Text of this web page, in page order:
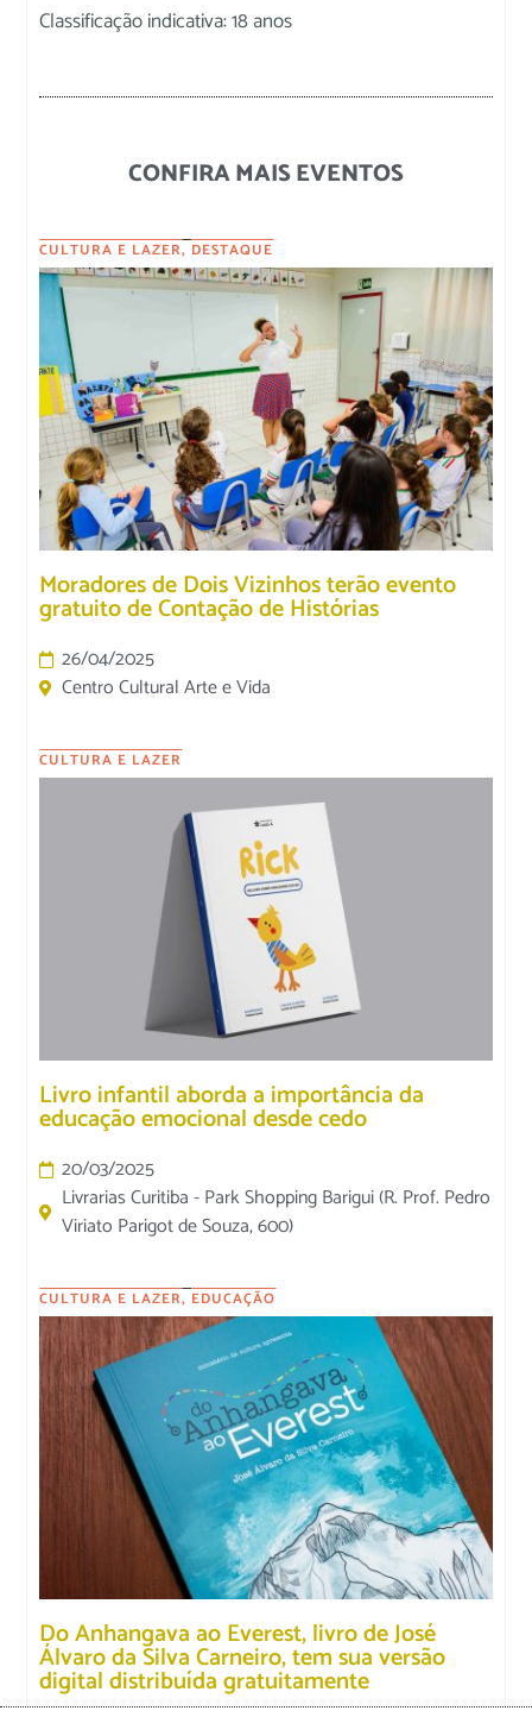
Classificação indicativa: 18 anos
CONFIRA MAIS EVENTOS
CULTURA E LAZER, DESTAQUE
Moradores de Dois Vizinhos terão evento
gratuito de Contação de Histórias
26/04/2025
Centro Cultural Arte e Vida
CULTURA E LAZER
Livro infantil aborda a importância da
educação emocional desde cedo
20/03/2025
Livrarias Curitiba - Park Shopping Barigui (R. Prof. Pedro
Viriato Parigot de Souza, 600)
CULTURA E LAZER, EDUCAÇÃO
Do Anhangava ao Everest, livro de José
Álvaro da Silva Carneiro, tem sua versão
digital distribuída gratuitamente